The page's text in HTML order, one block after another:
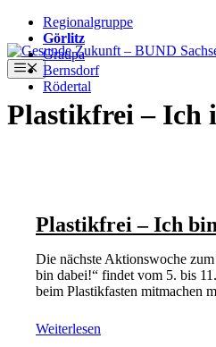
Zum
Inhalt
springen
Regionalgruppe
Görlitz
Graupa
Bernsdorf
Rödertal
Menü
Plastikfrei – Ich
Plastikfrei – Ich
Die nächste Aktionswoche
bin dabei!“ findet vom 5. bis
beim Plastikfasten mitmachen
Weiterlesen